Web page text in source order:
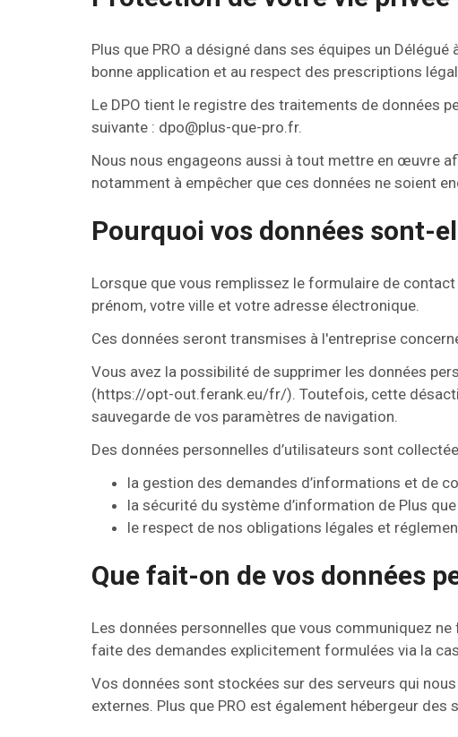
Plus que PRO a désigné dans ses équipes un
bonne application et au respect des prescriptions
Le DPO tient le registre des traitements de données
suivante : dpo@plus-que-pro.fr.
Nous nous engageons aussi à tout mettre en œuvre
notamment à empêcher que ces données ne soient
Pourquoi vos données sont-
Lorsque que vous remplissez le formulaire de
prénom, votre ville et votre adresse électronique.
Ces données seront transmises à l'entreprise
Vous avez la possibilité de supprimer les données
(https://opt-out.ferank.eu/fr/). Toutefois, cette
sauvegarde de vos paramètres de navigation.
Des données personnelles d’utilisateurs sont
la gestion des demandes d’informations et de
la sécurité du système d’information de Plus que
le respect de nos obligations légales et
Que fait-on de vos données
Les données personnelles que vous communiquez
faite des demandes explicitement formulées via la
Vos données sont stockées sur des serveurs qui
externes. Plus que PRO est également hébergeur des